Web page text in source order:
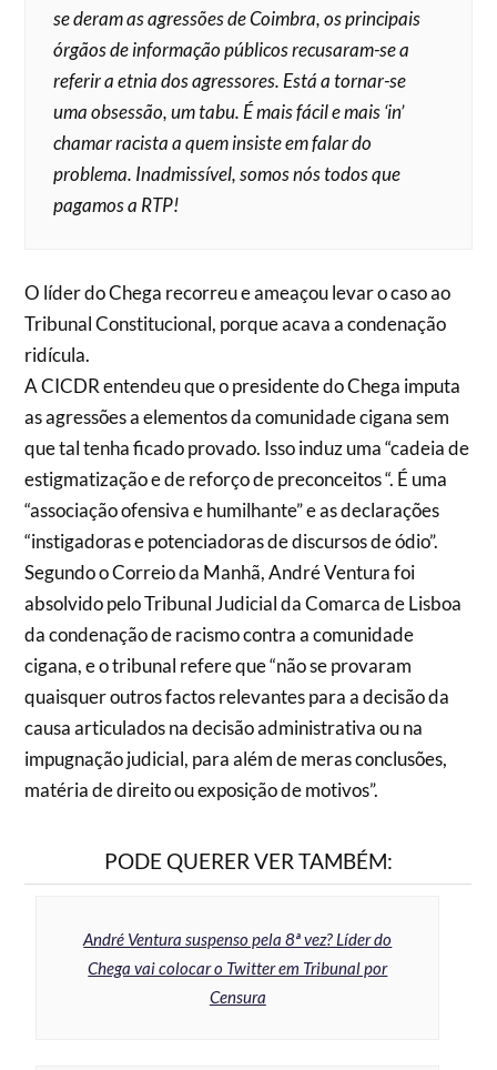
se deram as agressões de Coimbra, os principais
órgãos de informação públicos recusaram-se a
referir a etnia dos agressores. Está a tornar-se
uma obsessão, um tabu. É mais fácil e mais ‘in’
chamar racista a quem insiste em falar do
problema. Inadmissível, somos nós todos que
pagamos a RTP!
O líder do Chega recorreu e ameaçou levar o caso ao
Tribunal Constitucional, porque acava a condenação
ridícula.
A CICDR entendeu que o presidente do Chega imputa
as agressões a elementos da comunidade cigana sem
que tal tenha ficado provado. Isso induz uma “cadeia de
estigmatização e de reforço de preconceitos “. É uma
“associação ofensiva e humilhante” e as declarações
“instigadoras e potenciadoras de discursos de ódio”.
Segundo o Correio da Manhã, André Ventura foi
absolvido pelo Tribunal Judicial da Comarca de Lisboa
da condenação de racismo contra a comunidade
cigana, e o tribunal refere que “não se provaram
quaisquer outros factos relevantes para a decisão da
causa articulados na decisão administrativa ou na
impugnação judicial, para além de meras conclusões,
matéria de direito ou exposição de motivos”.
PODE QUERER VER TAMBÉM:
André Ventura suspenso pela 8ª vez? Líder do
Chega vai colocar o Twitter em Tribunal por
Censura